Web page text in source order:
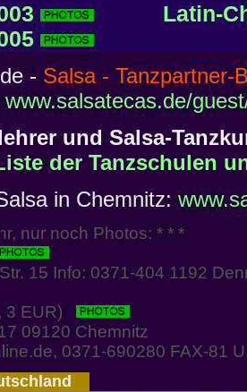
Latin-
- Salsa - Tanzpartner-
www.salsatecas.de/
und Salsa-
der Tanzschulen
in Chemnitz:
nur noch Photos: * * *
15 Info: 0371-404 1192
, 3 EUR)
09120 Chemnitz
0371-690280 FAX-81